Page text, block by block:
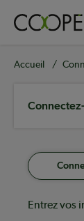
principal
Fil
Accueil
Entrez vos